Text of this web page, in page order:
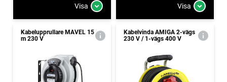
Visa Visa
Kabelupprullare MAVEL 15
m 230 V
Kabelvinda AMIGA 2-vägs
230 V / 1-vägs 400 V